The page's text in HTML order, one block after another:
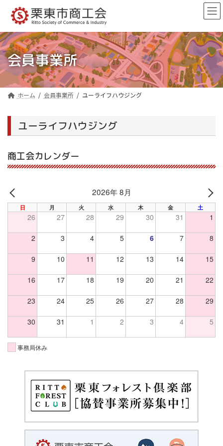
ン
ツ
へ
ス
キ
ッ
ー
シ
ョ
ン
に
移
会員事業所
ホーム 会員事業所 ユーライフハウジング
ユーライフハウジング
商工会カレンダー
PREV
2026年 8月
日 月 火 水 木 金 土
26 27 28 29 30 31 1
2 3 4 5 6 7 8
9 10 11 12 13 14 15
16 17 18 19 20 21 22
23 24 25 26 27 28 29
30 31 1 2 3 4 5
事務局休み